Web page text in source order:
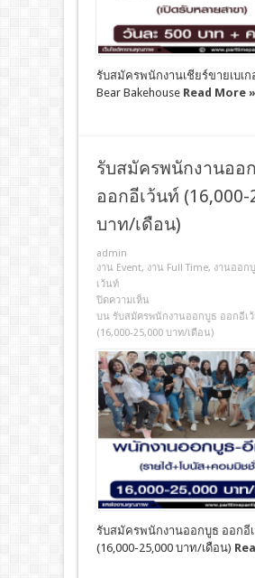
รับสมัครพนักงานเชียร์ขายเบเก
Bear Bakehouse Read More »
รับสมัครพนักงานออ
ออกอีเว้นท์ (16,000-
บาท/เดือน)
admin
งาน Event, งาน Full Time, งานออก
เว้นท์
ปิดความเห็น
บน รับสมัครพนักงานออกบูธ ออกอีเ
(16,000-25,000 บาท/เดือน)
รับสมัครพนักงานออกบูธ ออกอี
(16,000-25,000 บาท/เดือน)